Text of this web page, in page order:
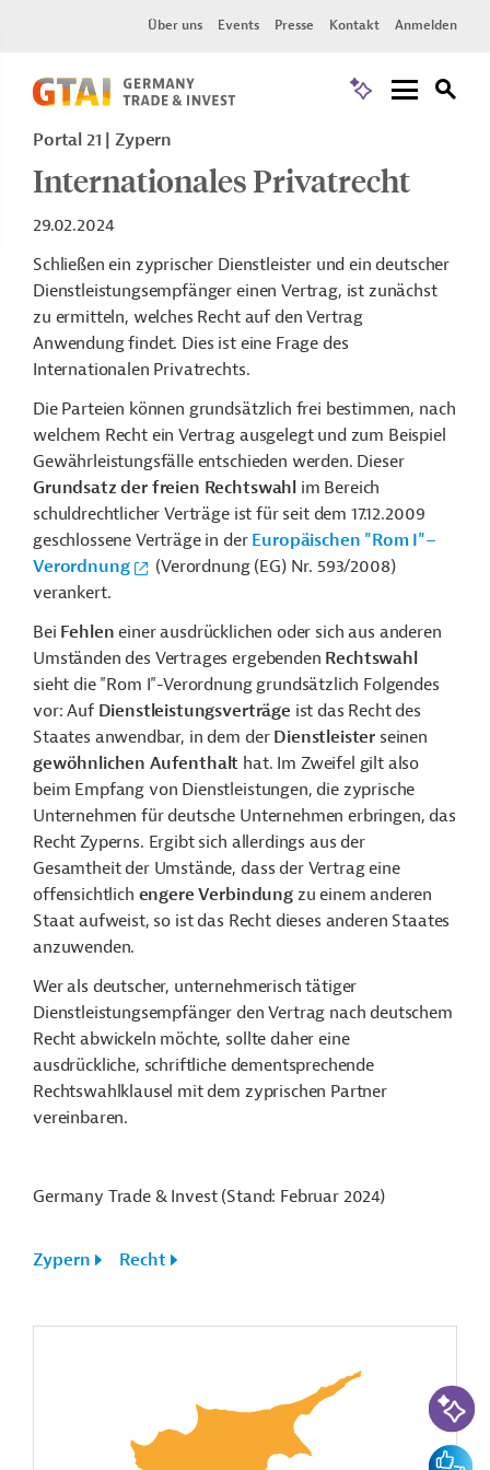
Über uns Events Presse Kontakt Anmelden
Portal 21 Zypern
Internationales Privatrecht
29.02.2024
Schließen ein zyprischer Dienstleisterund ein deutscher
Dienstleistungsempfänger einenVertrag, ist zunächst
zu ermitteln, welches Recht auf den Vertrag
Anwendung findet. Dies ist eine Frage des
Internationalen Privatrechts.
Die Parteien können grundsätzlich frei bestimmen, nach
welchem Recht ein Vertrag ausgelegt und zum Beispiel
Gewährleistungsfälle entschieden werden. Dieser
Grundsatz der freien Rechtswahl im Bereich
schuldrechtlicher Verträge ist für seit dem 17.12.2009
geschlossene Verträge in der Europäischen "Rom I"–
Verordnung
(Verordnung (EG) Nr. 593/2008)
verankert.
Bei Fehlen einer ausdrücklichen oder sich aus anderen
Umständen des Vertrages ergebenden Rechtswahl
sieht die "Rom I"-Verordnung grundsätzlich Folgendes
vor: Auf Dienstleistungsverträge ist das Recht des
Staates anwendbar, in dem der Dienstleister seinen
gewöhnlichen Aufenthalt hat. Im Zweifel gilt also
beim Empfang von Dienstleistungen, die zyprische
Unternehmen für deutsche Unternehmen erbringen, das
Recht Zyperns. Ergibt sich allerdings aus der
Gesamtheit der Umstände, dass der Vertrag eine
offensichtlich engere Verbindungzu einem anderen
Staat aufweist, so ist das Recht dieses anderen Staates
anzuwenden.
Wer als deutscher, unternehmerisch tätiger
Dienstleistungsempfänger den Vertrag nach deutschem
Recht abwickeln möchte, sollte daher eine
ausdrückliche, schriftliche dementsprechende
Rechtswahlklausel mit dem zyprischen Partner
vereinbaren.
Germany Trade & Invest (Stand: Februar 2024)
Zypern Recht
KI-